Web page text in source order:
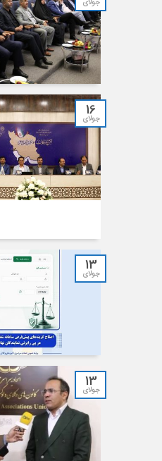
جولای
16
جولای
13
جولای
13
جولای